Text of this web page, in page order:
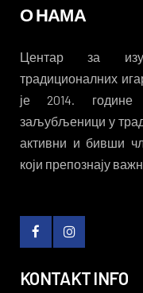
О НАМА
Центар за
традиционалних
је 2014.
заљубљеници у
активни и бивши
који препознају
KONTAKT INFO